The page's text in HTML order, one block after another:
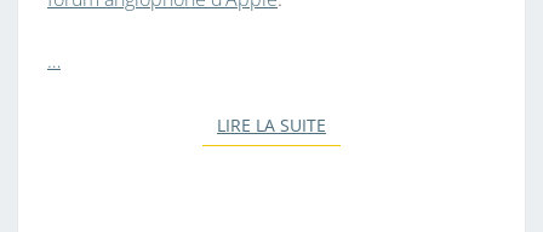
…
LIRE LA SUITE